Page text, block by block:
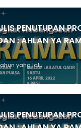
PENUTUPAN
: AHLAN YA
yang lalu
PENUTUPAN